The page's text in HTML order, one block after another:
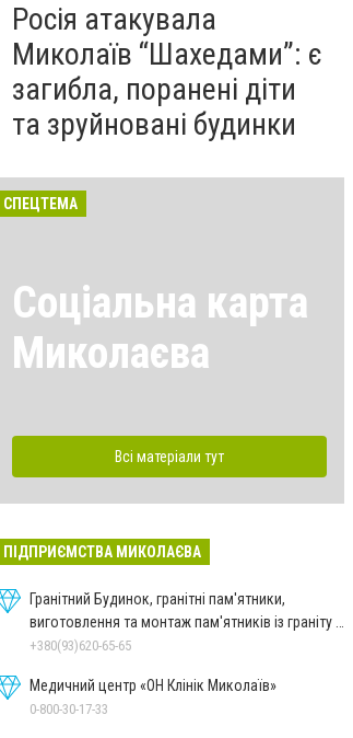
Росія атакувала
Миколаїв “Шахедами”: є
загибла, поранені діти
та зруйновані будинки
СПЕЦТЕМА
Соціальна карта
Миколаєва
Всі матеріали тут
ПІДПРИЄМСТВА МИКОЛАЄВА
Гранітний Будинок, гранітні пам'ятники,
виготовлення та монтаж пам'ятників із граніту в
Миколаєві
+380(93)620-65-65
Медичний центр «ОН Клінік Миколаїв»
0-800-30-17-33